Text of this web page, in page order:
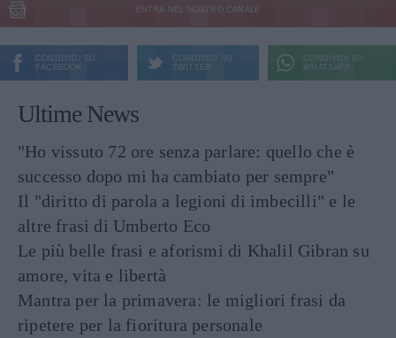
ENTRA NEL NOSTRO CANALE
CONDIVIDI SU
FACEBOOK
CONDIVIDI SU
TWITTER
CONDIVIDI SU
WHATSAPP
Ultime News
"Ho vissuto 72 ore senza parlare: quello che è
successo dopo mi ha cambiato per sempre"
Il "diritto di parola a legioni di imbecilli" e le
altre frasi di Umberto Eco
Le più belle frasi e aforismi di Khalil Gibran su
amore, vita e libertà
Mantra per la primavera: le migliori frasi da
ripetere per la fioritura personale